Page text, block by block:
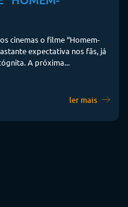
cinemas o filme “Homem-
expectativa nos fãs, já
A próxima...
ler mais